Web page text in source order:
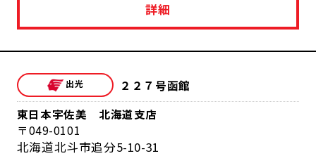
詳細
２２７号函館
東日本宇佐美 北海道支店
049-0101
北海道北斗市追分5-10-31